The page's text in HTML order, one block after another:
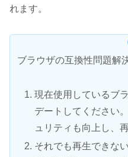
れます。
ブラウザの互換性問題解
現在使用しているブ
デートしてください
ュリティも向上し、
それでも再生できな